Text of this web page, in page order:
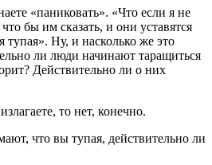
«паниковать». «Что если я не
бы им сказать, и они уставятся
Ну, и насколько же это
ли люди начинают таращиться
Действительно ли о них
то нет, конечно.
что вы тупая, действительно ли